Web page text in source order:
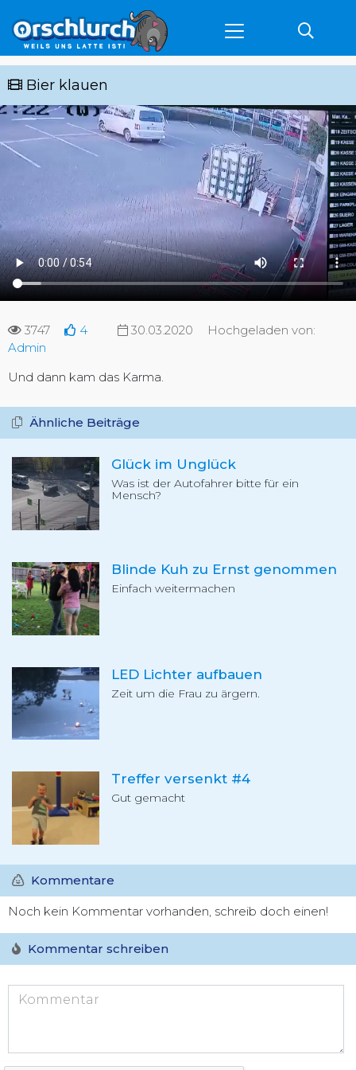
Bier klauen
3747 4 30.03.2020
Hochgeladen von:
Admin
Und dann kam das Karma.
Ähnliche Beiträge
Glück im Unglück
Was ist der Autofahrer bitte für ein
Mensch?
Blinde Kuh zu Ernst genommen
Einfach weitermachen
LED Lichter aufbauen
Zeit um die Frau zu ärgern.
Treffer versenkt #4
Gut gemacht
Kommentare
Noch kein Kommentar vorhanden, schreib doch einen!
Kommentar schreiben